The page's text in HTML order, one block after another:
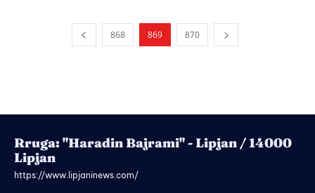
868 869 870
Rruga: "Haradin Bajrami" - Lipjan / 14000
Lipjan
https://www.lipjaninews.com/